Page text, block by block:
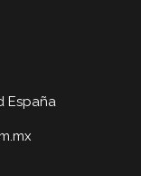
España